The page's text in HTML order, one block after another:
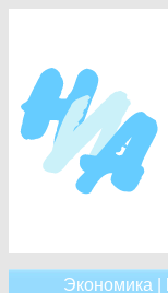
Экономика